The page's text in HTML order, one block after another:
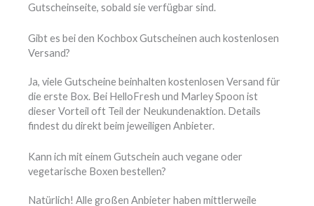
Gutscheinseite, sobald sie verfügbar sind.
Gibt es bei den Kochbox Gutscheinen auch kostenlosen
Versand?
Ja, viele Gutscheine beinhalten kostenlosen Versand für
die erste Box. Bei HelloFresh und Marley Spoon ist
dieser Vorteil oft Teil der Neukundenaktion. Details
findest du direkt beim jeweiligen Anbieter.
Kann ich mit einem Gutschein auch vegane oder
vegetarische Boxen bestellen?
Natürlich! Alle großen Anbieter haben mittlerweile